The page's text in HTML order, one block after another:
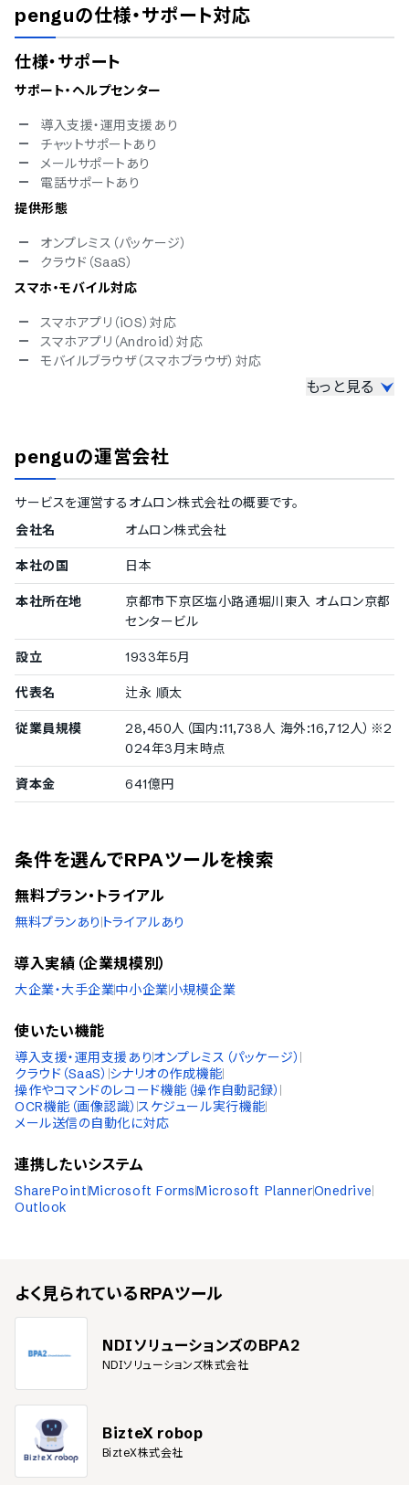
penguの仕様・サポート対応
仕様・サポート
サポート・ヘルプセンター
導入支援・運用支援あり
チャットサポートあり
メールサポートあり
電話サポートあり
提供形態
オンプレミス（パッケージ）
クラウド（SaaS）
スマホ・モバイル対応
スマホアプリ（iOS）対応
スマホアプリ（Android）対応
モバイルブラウザ（スマホブラウザ）対応
冗長化
通信の暗号化
IP制限
シングルサインオン
対応言語
中国語
もっと見る
penguの運営会社
サービスを運営する オムロン株式会社の概要です。
会社名
オムロン株式会社
本社の国 日本
本社所在地
京都市下京区塩小路通堀川東入 オムロン京都
センタービル
設立 1933年5月
代表名 辻永 順太
従業員規模
28,450人（国内:11,738人 海外:16,712人）※2
024年3月末時点
資本金 641億円
条件を選んでRPAツールを検索
無料プラン・トライアル
無料プランあり トライアルあり
導入実績（企業規模別）
大企業・大手企業中小企業小規模企業
使いたい機能
導入支援・運用支援ありオンプレミス（パッケージ）
クラウド（SaaS） シナリオの作成機能
操作やコマンドのレコード機能（操作自動記録）
OCR機能（画像認識）スケジュール実行機能
メール送信の自動化に対応
連携したいシステム
SharePointMicrosoft FormsMicrosoft PlannerOnedrive
Outlook
よく見られているRPAツール
NDIソリューションズのBPA2
NDIソリューションズ株式会社
BizteX robop
BizteX株式会社